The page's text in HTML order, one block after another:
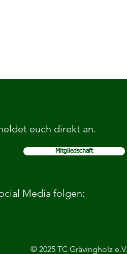
euch direkt an.
Mitgliedschaft
Media folgen:
© 2025 TC Grävingholz e.V.